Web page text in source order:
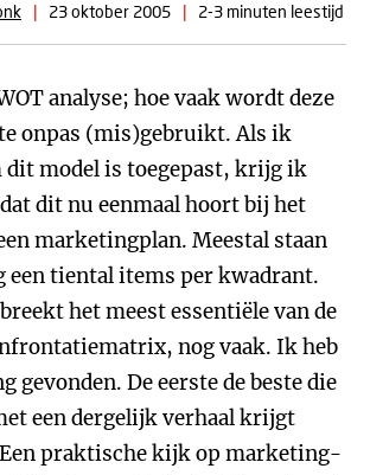
| 23 oktober 2005 | 2-3 minuten leestijd
analyse; hoe vaak wordt deze
onpas (mis)gebruikt. Als ik
dit model is toegepast, krijg ik
dit nu eenmaal hoort bij het
marketingplan. Meestal staan
een tiental items per kwadrant.
het meest essentiële van de
nog vaak. Ik heb
gevonden. De eerste de beste die
een dergelijk verhaal krijgt
praktische kijk op marketing-